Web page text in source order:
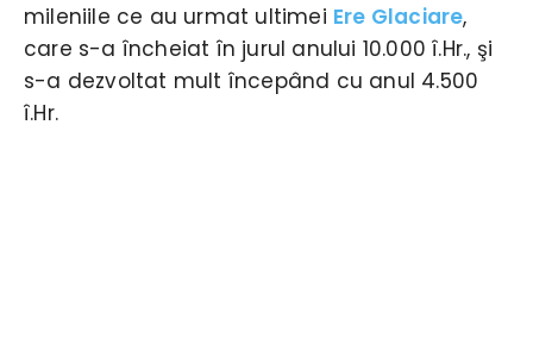
mileniile ce au urmat ultimei Ere Glaciare,
care s-a încheiat în jurul anului 10.000 î.Hr., şi
s-a dezvoltat mult începând cu anul 4.500
î.Hr.